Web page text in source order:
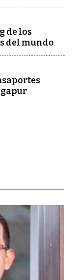
de los
del mundo